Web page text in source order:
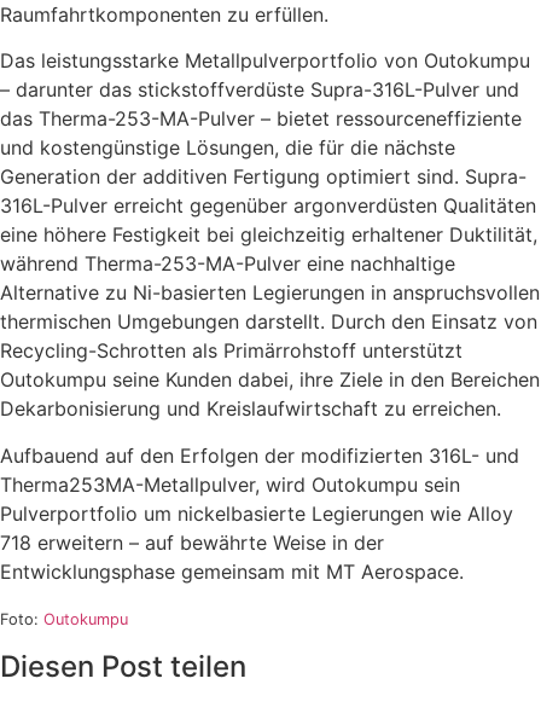
Raumfahrtkomponenten zu erfüllen.
Das leistungsstarke Metallpulverportfolio von Outokumpu
– darunter das stickstoffverdüste Supra-316L-Pulver und
das Therma-253-MA-Pulver – bietet ressourceneffiziente
und kostengünstige Lösungen, die für die nächste
Generation der additiven Fertigung optimiert sind. Supra-
316L-Pulver erreicht gegenüber argonverdüsten Qualitäten
eine höhere Festigkeit bei gleichzeitig erhaltener Duktilität,
während Therma-253-MA-Pulver eine nachhaltige
Alternative zu Ni-basierten Legierungen in anspruchsvollen
thermischen Umgebungen darstellt. Durch den Einsatz von
Recycling-Schrotten als Primärrohstoff unterstützt
Outokumpu seine Kunden dabei, ihre Ziele in den Bereichen
Dekarbonisierung und Kreislaufwirtschaft zu erreichen.
Aufbauend auf den Erfolgen der modifizierten 316L- und
Therma253MA-Metallpulver, wird Outokumpu sein
Pulverportfolio um nickelbasierte Legierungen wie Alloy
718 erweitern – auf bewährte Weise in der
Entwicklungsphase gemeinsam mit MT Aerospace.
Foto: Outokumpu
Diesen Post teilen